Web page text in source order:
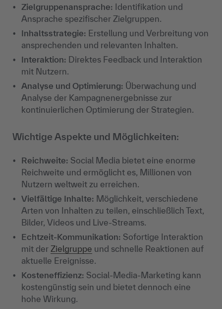
Zielgruppenansprache: Identifikation und
Ansprache spezifischer Zielgruppen.
Inhaltsstrategie: Erstellung und Verbreitung von
ansprechenden und relevanten Inhalten.
Interaktion: Direktes Feedback und Interaktion
mit Nutzern.
Analyse und Optimierung: Überwachung und
Analyse der Kampagnenergebnisse zur
kontinuierlichen Optimierung der Strategien.
Wichtige Aspekte und Möglichkeiten:
Reichweite: Social Media bietet eine enorme
Reichweite und ermöglicht es, Millionen von
Nutzern weltweit zu erreichen.
Vielfältige Inhalte: Möglichkeit, verschiedene
Arten von Inhalten zu teilen, einschließlich Text,
Bilder, Videos und Live-Streams.
Echtzeit-Kommunikation: Sofortige Interaktion
mit der Zielgruppe und schnelle Reaktionen auf
aktuelle Ereignisse.
Kosteneffizienz: Social-Media-Marketing kann
kostengünstig sein und bietet dennoch eine
hohe Wirkung.